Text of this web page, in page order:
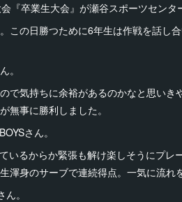
『卒業生大会』が瀬谷スポーツセンタ
この日勝つために6年生は作戦を話し
。
で気持ちに余裕があるのかなと思い
無事に勝利しました。
さん。
いるからか緊張も解け楽しそうにプ
渾身のサーブで連続得点。一気に流れ
。